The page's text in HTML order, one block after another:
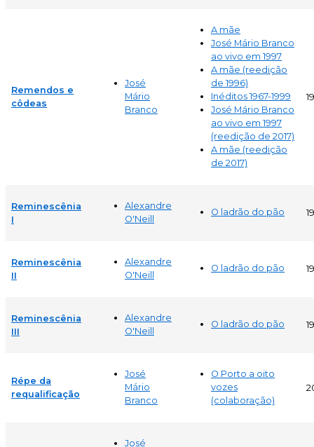
Remendos e
côdeas
José
Mário
Branco
A mãe
José Mário Branco
ao vivo em 1997
A mãe (reedição
de 1996)
Inéditos 1967-1999
José Mário Branco
ao vivo em 1997
(reedição de 2017)
A mãe (reedição
de 2017)
Reminescênia
I
Alexandre
O'Neill
O ladrão do pão
Reminescênia
II
Alexandre
O'Neill
O ladrão do pão
Reminescênia
III
Alexandre
O'Neill
O ladrão do pão
Répe da
requalificação
José
Mário
Branco
O Porto a oito
vozes
(colaboração)
José